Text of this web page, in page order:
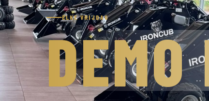
ELKE VRIJDAG